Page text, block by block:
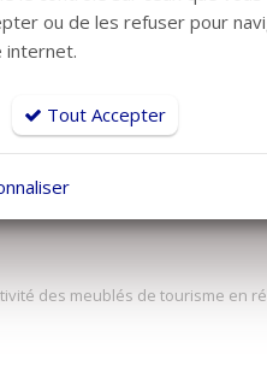
de tourisme de
touristiques de courte durée.
mise de biens sur le marché
touristiques.
des meublés de tourisme en
ou de les refuser pour
internet.
Tout Accepter